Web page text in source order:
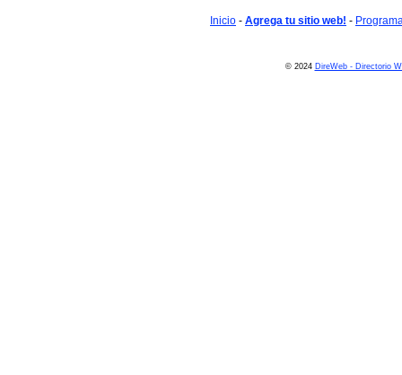
Inicio - Agrega tu sitio web! -
© 2024 DireWeb - Directorio